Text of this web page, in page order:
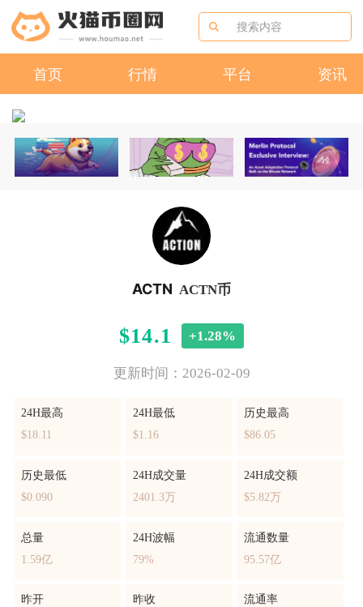
首页 行情 平台 资讯
ACTN ACTN币
$14.1 +1.28%
更新时间：2026-02-09
24H最高
$18.11
24H最低
$1.16
历史最高
$86.05
历史最低
$0.090
24H成交量
2401.3万
24H成交额
$5.82万
总量
1.59亿
24H波幅
79%
流通数量
95.57亿
昨开
昨收
流通率